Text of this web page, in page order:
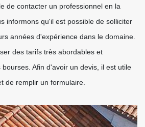
de contacter un professionnel en la
informons qu'il est possible de solliciter
années d'expérience dans le domaine.
des tarifs très abordables et
Afin d'avoir un devis, il est utile
de remplir un formulaire.